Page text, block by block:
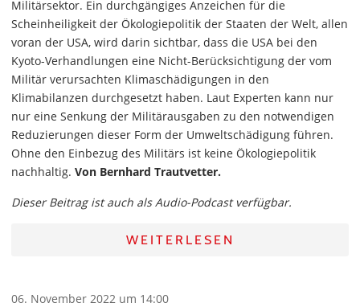
Militärsektor. Ein durchgängiges Anzeichen für die
Scheinheiligkeit der Ökologiepolitik der Staaten der Welt, allen
voran der USA, wird darin sichtbar, dass die USA bei den
Kyoto-Verhandlungen eine Nicht-Berücksichtigung der vom
Militär verursachten Klimaschädigungen in den
Klimabilanzen durchgesetzt haben. Laut Experten kann nur
nur eine Senkung der Militärausgaben zu den notwendigen
Reduzierungen dieser Form der Umweltschädigung führen.
Ohne den Einbezug des Militärs ist keine Ökologiepolitik
nachhaltig. Von Bernhard Trautvetter.
Dieser Beitrag ist auch als Audio-Podcast verfügbar.
WEITERLESEN
06. November 2022 um 14:00